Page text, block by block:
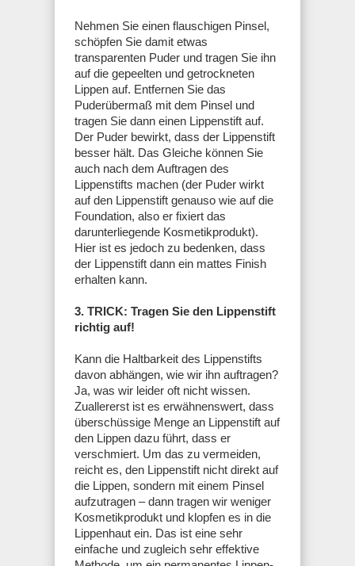
Nehmen Sie einen flauschigen Pinsel,
schöpfen Sie damit etwas
transparenten Puder und tragen Sie ihn
auf die gepeelten und getrockneten
Lippen auf. Entfernen Sie das
Puderübermaß mit dem Pinsel und
tragen Sie dann einen Lippenstift auf.
Der Puder bewirkt, dass der Lippenstift
besser hält. Das Gleiche können Sie
auch nach dem Auftragen des
Lippenstifts machen (der Puder wirkt
auf den Lippenstift genauso wie auf die
Foundation, also er fixiert das
darunterliegende Kosmetikprodukt).
Hier ist es jedoch zu bedenken, dass
der Lippenstift dann ein mattes Finish
erhalten kann.
3. TRICK: Tragen Sie den Lippenstift
richtig auf!
Kann die Haltbarkeit des Lippenstifts
davon abhängen, wie wir ihn auftragen?
Ja, was wir leider oft nicht wissen.
Zuallererst ist es erwähnenswert, dass
überschüssige Menge an Lippenstift auf
den Lippen dazu führt, dass er
verschmiert. Um das zu vermeiden,
reicht es, den Lippenstift nicht direkt auf
die Lippen, sondern mit einem Pinsel
aufzutragen – dann tragen wir weniger
Kosmetikprodukt und klopfen es in die
Lippenhaut ein. Das ist eine sehr
einfache und zugleich sehr effektive